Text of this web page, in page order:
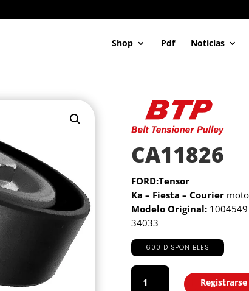
Shop Pdf Noticias
CA11826
FORD:Tensor
Ka – Fiesta – Courier
Modelo Original:1004549
34033
600 DISPONIBLES
CA11826
cantidad
Agregar
Registrarse